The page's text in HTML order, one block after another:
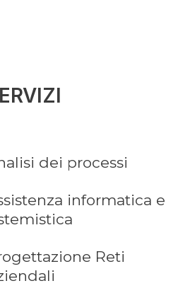
dei processi
informatica e
Reti